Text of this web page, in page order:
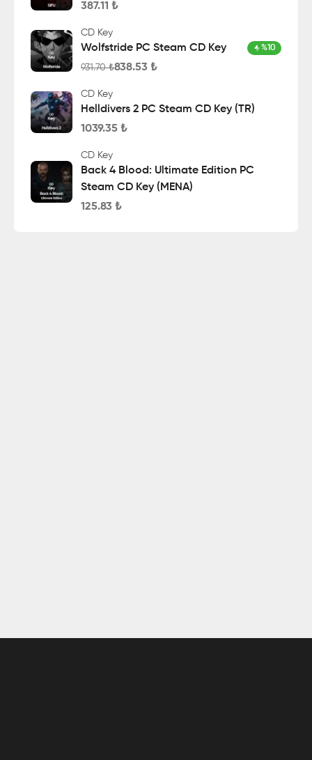
387.11 ₺
CD Key
Wolfstride PC Steam CD Key %10
931.70₺838.53 ₺
CD Key
Helldivers 2 PC Steam CD Key (TR)
1039.35 ₺
CD Key
Back 4 Blood: Ultimate Edition PC
Steam CD Key (MENA)
125.83 ₺